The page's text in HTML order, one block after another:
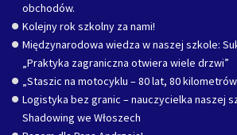
obchodów.
Kolejny rok szkolny za nami!
Międzynarodowa wiedza w naszej szkole:
„Praktyka zagraniczna otwiera wiele drzwi”
„Staszic na motocyklu – 80 lat, 80
Logistyka bez granic – nauczycielka naszej
Shadowing we Włoszech